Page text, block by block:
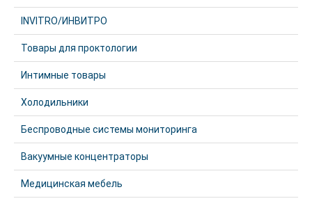
INVITRO/ИНВИТРО
Товары для проктологии
Интимные товары
Холодильники
Беспроводные системы мониторинга
Вакуумные концентраторы
Медицинская мебель